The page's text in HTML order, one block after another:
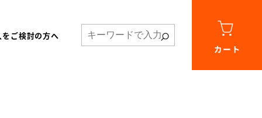
ご検討の方へ